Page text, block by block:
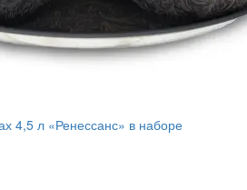
4,5 л «Ренессанс» в наборе